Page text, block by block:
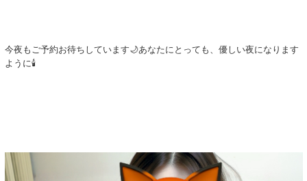
今夜もご予約お待ちしています🌙あなたにとっても、優しい夜になります
ように🕯️